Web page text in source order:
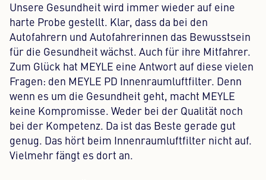
Unsere Gesundheit wird immer wieder auf eine
harte Probe gestellt. Klar, dass da bei den
Autofahrern und Autofahrerinnen das Bewusstsein
für die Gesundheit wächst. Auch für ihre Mitfahrer.
Zum Glück hat MEYLE eine Antwort auf diese vielen
Fragen: den MEYLE PD Innenraumluftfilter. Denn
wenn es um die Gesundheit geht, macht MEYLE
keine Kompromisse. Weder bei der Qualität noch
bei der Kompetenz. Da ist das Beste gerade gut
genug. Das hört beim Innenraumluftfilter nicht auf.
Vielmehr fängt es dort an.